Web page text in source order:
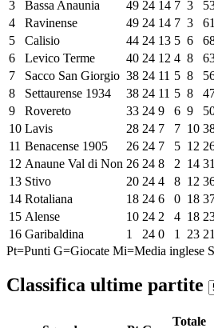
3
Bassa Anaunia 49 24 14 7 3
4
Ravinense 49 24 14 7 3 61
5
Calisio 44 24 13 5 6
6
Levico Terme 40 24 12 4 8
7
Sacco San Giorgio 38 24 11 5 8
8
Settaurense 1934 38 24 11 5 8
9
Rovereto 33 24 9 6 9
10 Lavis 28 24 7 7 10
11 Benacense 1905 26 24 7 5 12
12 Anaune Val di Non 26 24 8 2 14 31
13 Stivo 20 24 4 8 12
14 Rotaliana 18 24 6 0 18
15 Alense 10 24 2 4 18
16 Garibaldina 1 24 0 1 23 21
Pt=Punti G=Giocate Mi=Media inglese
Classifica ultime partite
Totale